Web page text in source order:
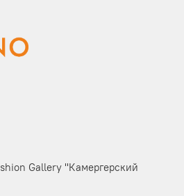
Gallery "Камергерский